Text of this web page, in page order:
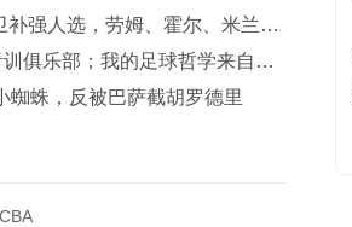
强人选，劳姆、霍尔、米兰达
俱乐部；我的足球哲学来自孙
蜘蛛，反被巴萨截胡罗德里